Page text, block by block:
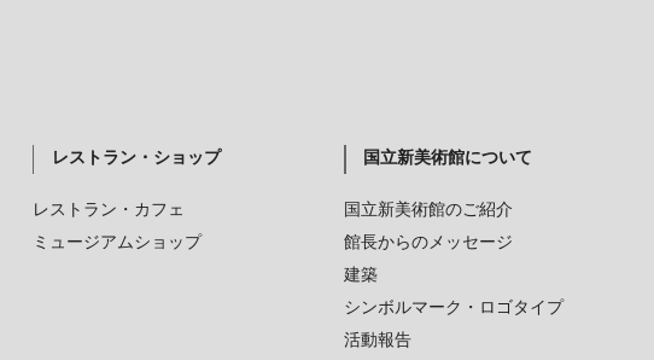
レストラン・ショップ
レストラン・カフェ
ミュージアムショップ
国立新美術館について
国立新美術館のご紹介
館長からのメッセージ
建築
シンボルマーク・ロゴタイプ
活動報告